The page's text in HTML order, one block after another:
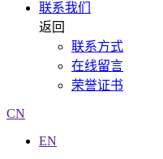
联系我们
返回
联系方式
在线留言
荣誉证书
CN
EN